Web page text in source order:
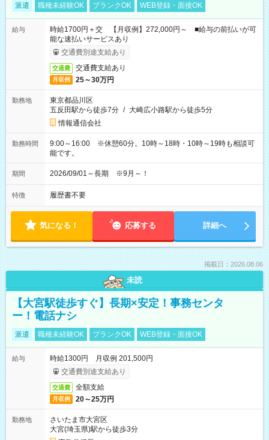
派遣 職種未経験OK ブランクOK WEB登録・面接OK
給与
時給1700円＋交 【月収例】272,000円～ ■給与の前払いが可
能な速払いサービスあり
交通費別途支給あり
交通費 交通費支給あり
月収例 25～30万円
勤務地
東京都品川区
五反田駅から徒歩7分 / 大崎広小路駅から徒歩5分
情報通信会社
勤務時間
9:00～16:00 ※休憩60分。10時～18時・10時～19時も相談可
能です。
期間 2026/09/01～長期 ※9月～！
特徴 履歴書不要
気になる！ 応募する 詳細へ
掲載日：2026.08.06
未読
【大宮駅徒歩すぐ】長期×安定！事務センタ
ー！電話ナシ
派遣 職種未経験OK ブランクOK WEB登録・面接OK
給与
時給1300円 月収例 201,500円
交通費別途支給あり
交通費 全額支給
月収例 20～25万円
勤務地
さいたま市大宮区
大宮(埼玉県)駅から徒歩3分